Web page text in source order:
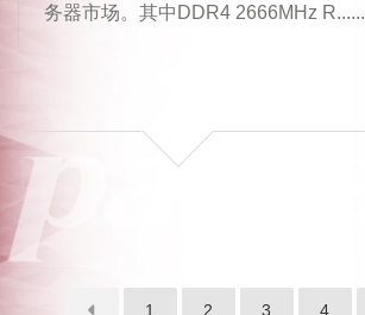
务器市场。其中DDR4 2666MHz R......
1 2 3 4